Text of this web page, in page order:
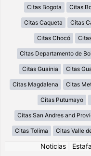
Citas Bogota Citas
Citas Caqueta Citas
Citas Chocó
Citas Departamento de
Citas Guainia Citas
Citas Magdalena Citas
Citas Putumayo
Citas San Andres and
Citas Tolima Citas Valle
Noticias